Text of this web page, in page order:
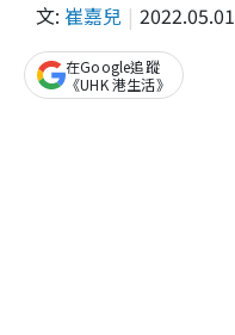
文: 崔嘉兒 2022.05.01
在Google追蹤
《UHK 港生活》